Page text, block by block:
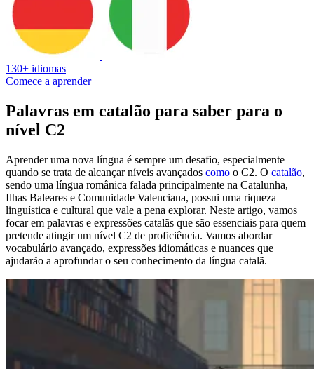
130+ idiomas
Comece a aprender
Palavras em catalão para saber para o
nível C2
Aprender uma nova língua é sempre um desafio, especialmente
quando se trata de alcançar níveis avançados como o C2. O catalão,
sendo uma língua românica falada principalmente na Catalunha,
Ilhas Baleares e Comunidade Valenciana, possui uma riqueza
linguística e cultural que vale a pena explorar. Neste artigo, vamos
focar em palavras e expressões catalãs que são essenciais para quem
pretende atingir um nível C2 de proficiência. Vamos abordar
vocabulário avançado, expressões idiomáticas e nuances que
ajudarão a aprofundar o seu conhecimento da língua catalã.